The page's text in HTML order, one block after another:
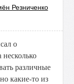
Резниченко
о
несколько
различные
какие-то из